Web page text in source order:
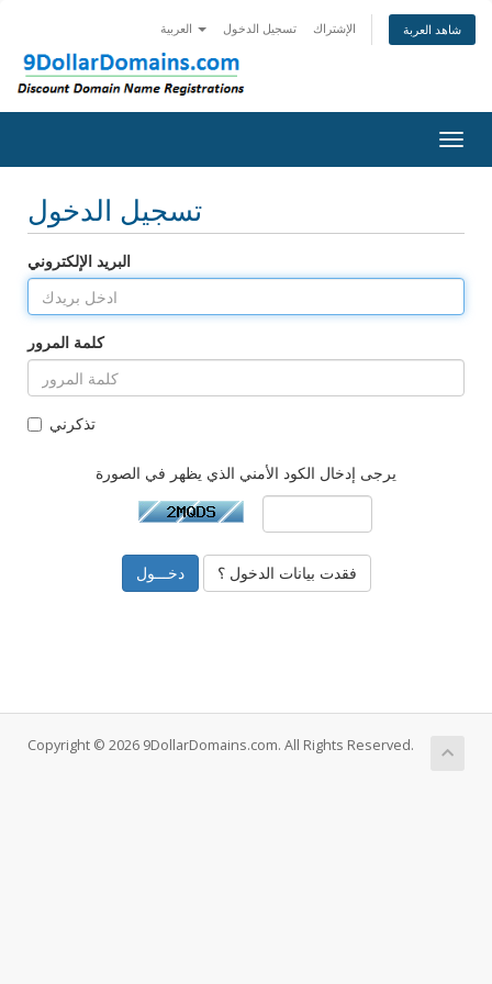
تسجيل الدخول الإشتراك شاهد العربة
تسجيل الدخول
البريد الإلكتروني
كلمة المرور
تذكرني
يرجى إدخال الكود الأمني الذي يظهر في الصورة
فقدت بيانات الدخول ؟
Copyright © 2026 9DollarDomains.com. All Rights Reserved.